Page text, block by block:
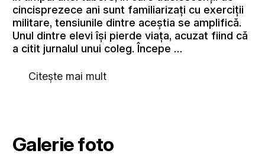
cincisprezece ani sunt familiarizaţi cu exerciţii
militare, tensiunile dintre aceştia se amplifică.
Unul dintre elevi îşi pierde viaţa, acuzat fiind că
a citit jurnalul unui coleg. Începe …
Citește mai mult
Galerie foto